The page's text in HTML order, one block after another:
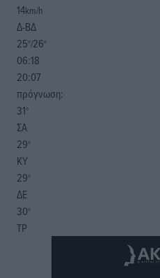
14km/h
Δ-ΒΔ
25°/26°
06:18
20:07
πρόγνωση:
31°
ΣΑ
29°
ΚΥ
29°
ΔΕ
30°
ΤΡ